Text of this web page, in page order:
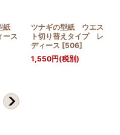
紙
ース
ツナギの型紙 ウエス
ト切り替えタイプ レ
ディース [506]
1,550円(税別)